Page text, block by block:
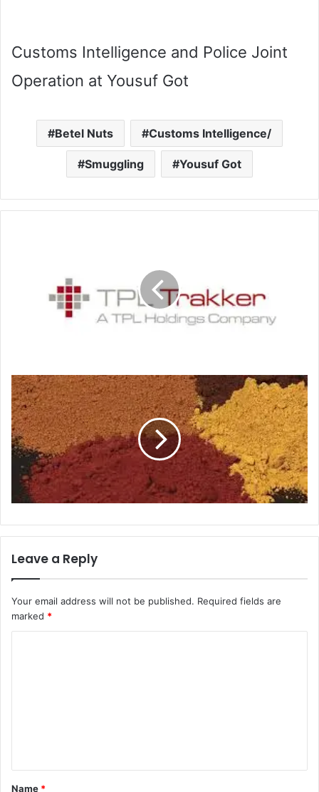
Customs Intelligence and Police Joint
Operation at Yousuf Got
Betel Nuts Customs Intelligence/
Smuggling Yousuf Got
Leave a Reply
Your email address will not be published. Required fields are
marked *
t
Name *